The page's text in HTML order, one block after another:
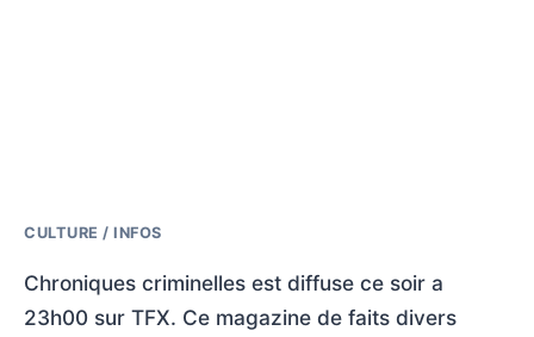
CULTURE / INFOS
Chroniques criminelles est diffuse ce soir a
23h00 sur TFX. Ce magazine de faits divers